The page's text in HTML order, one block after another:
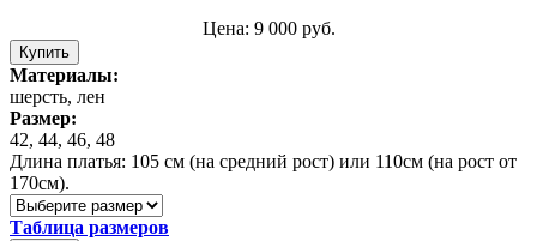
Цена: 9 000 руб.
Купить
Материалы:
шерсть, лен
Размер:
42, 44, 46, 48
Длина платья: 105 см (на средний рост) или 110см (на рост от
170см).
Таблица размеров